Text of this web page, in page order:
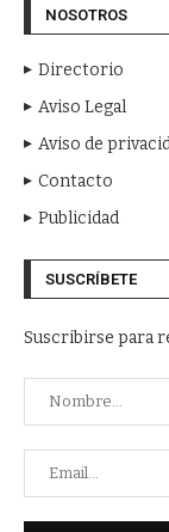
NOSOTROS
Directorio
Aviso Legal
Aviso de
Contacto
Publicidad
SUSCRÍBETE
Suscribirse para